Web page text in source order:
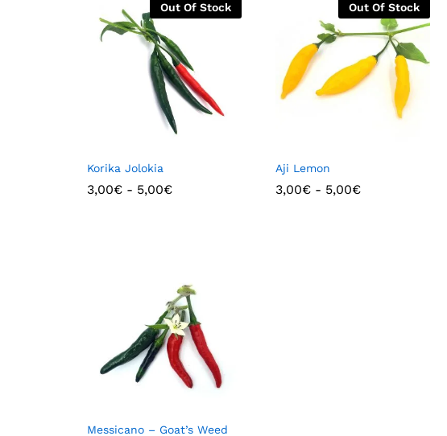
Out Of Stock
Korika Jolokia
3,00€ - 5,00€
Out Of Stock
Aji Lemon
3,00€ - 5,00€
Messicano – Goat’s Weed